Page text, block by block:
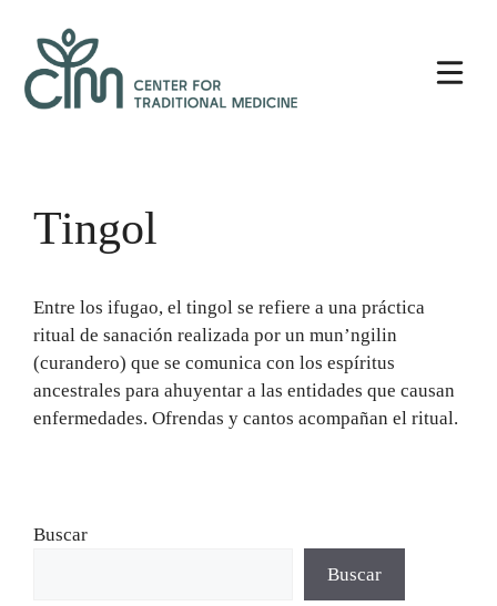
contenido
Tingol
Entre los ifugao, el tingol se refiere a una práctica
ritual de sanación realizada por un mun’ngilin
(curandero) que se comunica con los espíritus
ancestrales para ahuyentar a las entidades que causan
enfermedades. Ofrendas y cantos acompañan el ritual.
Buscar
Buscar